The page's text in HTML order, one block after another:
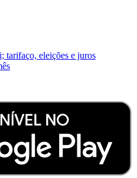
tarifaço, eleições e juros